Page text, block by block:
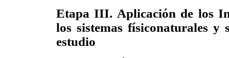
Etapa III. Aplicación de los
los sistemas físiconaturales y
estudio